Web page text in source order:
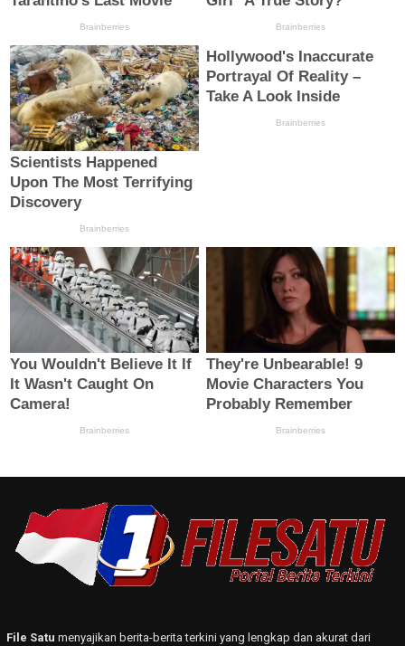
File Satu menyajikan berita-berita terkini yang lengkap dan akurat dari